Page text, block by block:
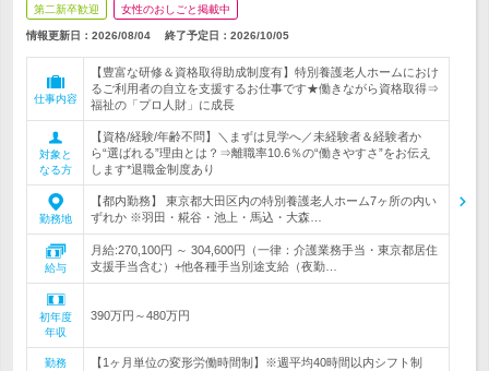
第二新卒歓迎 女性のおしごと掲載中
情報更新日：2026/08/04 終了予定日： 2026/10/05
仕事内容
【豊富な研修＆資格取得助成制度有】特別養護老人ホームにおけ
るご利用者の自立を支援するお仕事です★働きながら資格取得⇒
福祉の「プロ人財」に成長
対象と
なる方
【資格/経験/年齢不問】＼まずは見学へ／未経験者＆経験者か
ら“選ばれる”理由とは？⇒離職率10.6％の“働きやすさ”をお伝え
します*退職金制度あり
勤務地
【都内勤務】 東京都大田区内の特別養護老人ホーム7ヶ所の内い
ずれか ※羽田・糀谷・池上・馬込・大森…
給与
月給:270,100円 ～ 304,600円（一律：介護業務手当・東京都居住
支援手当含む）+他各種手当別途支給（夜勤…
初年度
年収
390万円～480万円
勤務
【1ヶ月単位の変形労働時間制】※週平均40時間以内シフト制